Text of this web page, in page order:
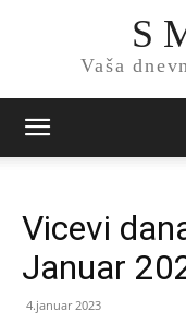
S
Vaša
Vicevi
Januar
4.januar 2023